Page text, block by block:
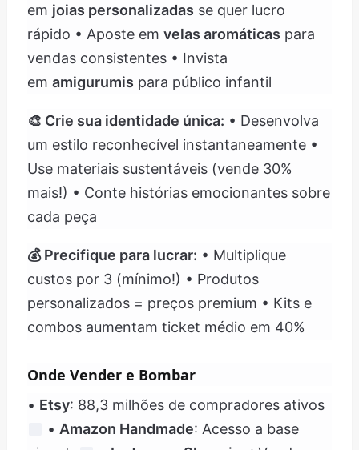
em joias personalizadas se quer lucro
rápido • Aposte em velas aromáticas para
vendas consistentes • Invista
em amigurumis para público infantil
🎨 Crie sua identidade única: • Desenvolva
um estilo reconhecível instantaneamente •
Use materiais sustentáveis (vende 30%
mais!) • Conte histórias emocionantes sobre
cada peça
💰 Precifique para lucrar: • Multiplique
custos por 3 (mínimo!) • Produtos
personalizados = preços premium • Kits e
combos aumentam ticket médio em 40%
Onde Vender e Bombar
• Etsy: 88,3 milhões de compradores ativos
• Amazon Handmade: Acesso a base